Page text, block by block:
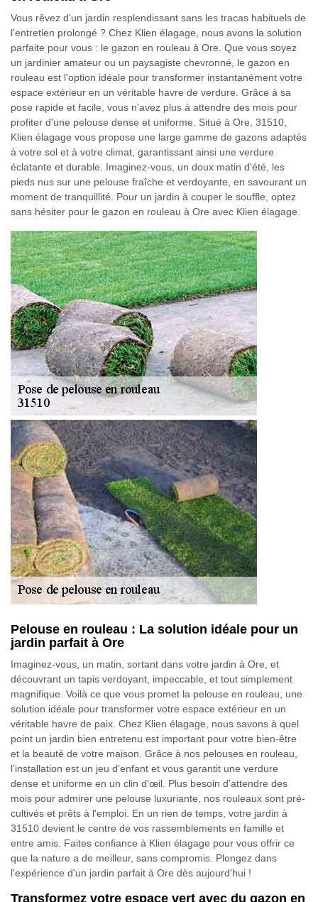
Vous rêvez d'un jardin resplendissant sans les tracas habituels de
l'entretien prolongé ? Chez Klien élagage, nous avons la solution
parfaite pour vous : le gazon en rouleau à Ore. Que vous soyez
un jardinier amateur ou un paysagiste chevronné, le gazon en
rouleau est l'option idéale pour transformer instantanément votre
espace extérieur en un véritable havre de verdure. Grâce à sa
pose rapide et facile, vous n'avez plus à attendre des mois pour
profiter d'une pelouse dense et uniforme. Situé à Ore, 31510,
Klien élagage vous propose une large gamme de gazons adaptés
à votre sol et à votre climat, garantissant ainsi une verdure
éclatante et durable. Imaginez-vous, un doux matin d'été, les
pieds nus sur une pelouse fraîche et verdoyante, en savourant un
moment de tranquillité. Pour un jardin à couper le souffle, optez
sans hésiter pour le gazon en rouleau à Ore avec Klien élagage.
Pelouse en rouleau : La solution idéale pour un
jardin parfait à Ore
Imaginez-vous, un matin, sortant dans votre jardin à Ore, et
découvrant un tapis verdoyant, impeccable, et tout simplement
magnifique. Voilà ce que vous promet la pelouse en rouleau, une
solution idéale pour transformer votre espace extérieur en un
véritable havre de paix. Chez Klien élagage, nous savons à quel
point un jardin bien entretenu est important pour votre bien-être
et la beauté de votre maison. Grâce à nos pelouses en rouleau,
l’installation est un jeu d’enfant et vous garantit une verdure
dense et uniforme en un clin d'œil. Plus besoin d'attendre des
mois pour admirer une pelouse luxuriante, nos rouleaux sont pré-
cultivés et prêts à l'emploi. En un rien de temps, votre jardin à
31510 devient le centre de vos rassemblements en famille et
entre amis. Faites confiance à Klien élagage pour vous offrir ce
que la nature a de meilleur, sans compromis. Plongez dans
l'expérience d'un jardin parfait à Ore dès aujourd'hui !
Transformez votre espace vert avec du gazon en